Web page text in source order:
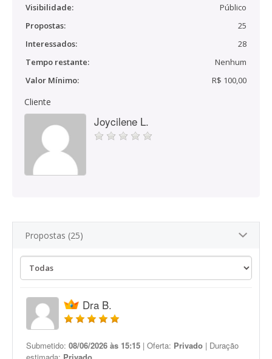
Visibilidade:
Público
Propostas:
25
Interessados:
28
Tempo restante:
Nenhum
Valor Mínimo:
R$ 100,00
Cliente
Joycilene L.
Propostas (25)
Dra B.
Submetido: 08/06/2026 às 15:15 | Oferta: Privado | Duração